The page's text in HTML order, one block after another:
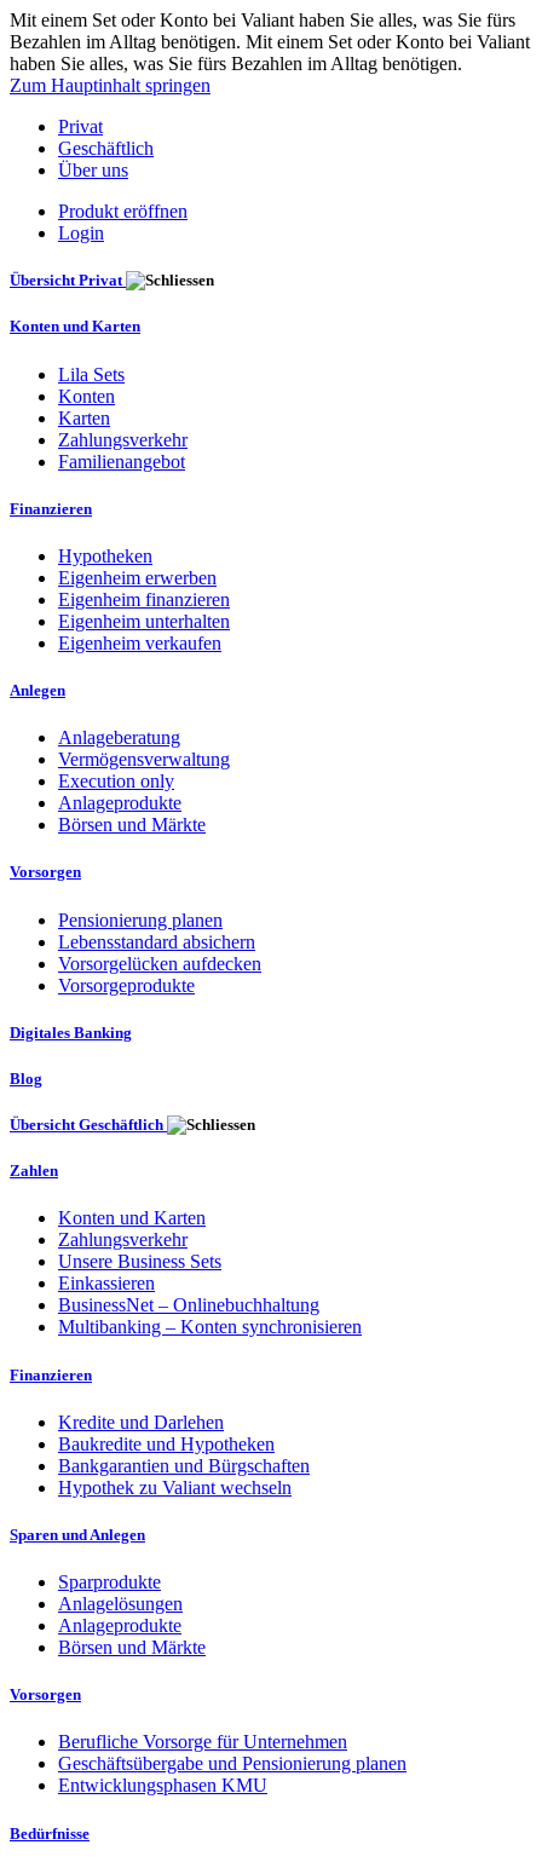
Mit einem Set oder Konto bei Valiant haben Sie alles, was Sie fürs
Bezahlen im Alltag benötigen. Mit einem Set oder Konto bei Valiant
haben Sie alles, was Sie fürs Bezahlen im Alltag benötigen.
Zum Hauptinhalt springen
Privat
Geschäftlich
Über uns
Produkt eröffnen
Login
Übersicht Privat
Konten und Karten
Lila Sets
Konten
Karten
Zahlungsverkehr
Familienangebot
Finanzieren
Hypotheken
Eigenheim erwerben
Eigenheim finanzieren
Eigenheim unterhalten
Eigenheim verkaufen
Anlegen
Anlageberatung
Vermögensverwaltung
Execution only
Anlageprodukte
Börsen und Märkte
Vorsorgen
Pensionierung planen
Lebensstandard absichern
Vorsorgelücken aufdecken
Vorsorgeprodukte
Digitales Banking
Blog
Übersicht Geschäftlich
Zahlen
Konten und Karten
Zahlungsverkehr
Unsere Business Sets
Einkassieren
BusinessNet – Onlinebuchhaltung
Multibanking – Konten synchronisieren
Finanzieren
Kredite und Darlehen
Baukredite und Hypotheken
Bankgarantien und Bürgschaften
Hypothek zu Valiant wechseln
Sparen und Anlegen
Sparprodukte
Anlagelösungen
Anlageprodukte
Börsen und Märkte
Vorsorgen
Berufliche Vorsorge für Unternehmen
Geschäftsübergabe und Pensionierung planen
Entwicklungsphasen KMU
Bedürfnisse